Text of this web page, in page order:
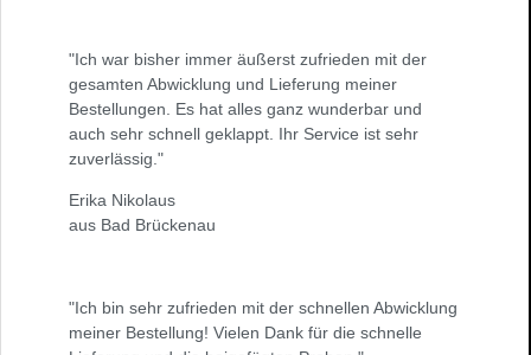
"Ich war bisher immer äußerst zufrieden mit der
gesamten Abwicklung und Lieferung meiner
Bestellungen. Es hat alles ganz wunderbar und
auch sehr schnell geklappt. Ihr Service ist sehr
zuverlässig."
Erika Nikolaus
aus Bad Brückenau
"Ich bin sehr zufrieden mit der schnellen Abwicklung
meiner Bestellung! Vielen Dank für die schnelle